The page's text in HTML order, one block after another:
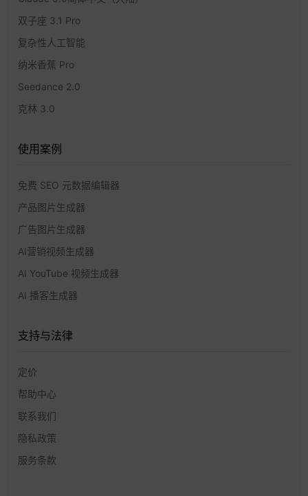
双子座 3.1 Pro
复杂性人工智能
纳米香蕉 Pro
Seedance 2.0
克林 3.0
使用案例
免费 SEO 元数据编辑器
产品图片生成器
广告图片生成器
AI营销视频生成器
AI YouTube 视频生成器
AI 播客生成器
支持与法律
定价
帮助中心
联系我们
隐私政策
服务条款